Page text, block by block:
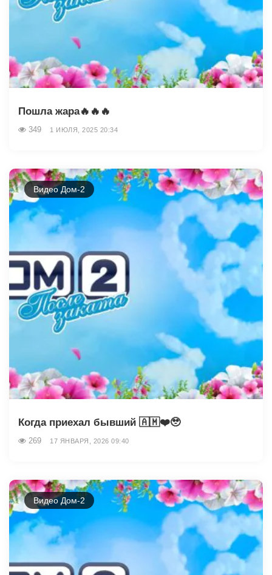
Пошла жара🔥🔥🔥
349 1 ИЮЛЯ, 2025 20:34
Видео Дом-2
Когда приехал бывший 🇦🇲❤️🥹
269 17 ЯНВАРЯ, 2026 09:40
Видео Дом-2